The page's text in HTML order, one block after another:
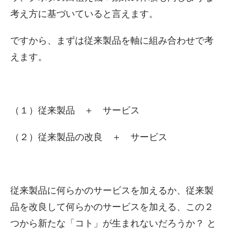
考え方に基づいていると言えます。
ですから、まずは従来製品を軸に組み合わせで考
えます。
（１）従来製品 ＋ サービス
（２）従来製品の改良 ＋ サービス
従来製品に何らかのサービスを加えるか、従来製
品を改良して何らかのサービスを加える、この２
つから新たな「コト」が生まれないだろうか？ と